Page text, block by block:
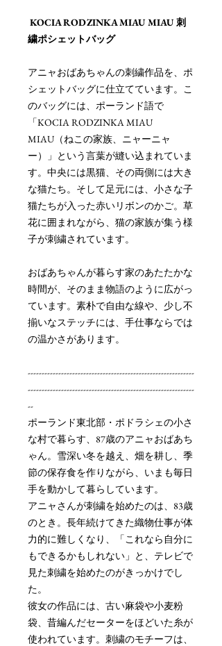
KOCIA RODZINKA MIAU MIAU 刺
繍ポシェットバッグ
アニャおばあちゃんの刺繍作品を、ポ
シェットバッグに仕立てています。こ
のバッグには、ポーランド語で
「KOCIA RODZINKA MIAU
MIAU（ねこの家族、ニャーニャ
ー）」という言葉が縫い込まれていま
す。中央には黒猫、その両側には大き
な猫たち。そして足元には、小さな子
猫たちが入った赤いリボンのかご。草
花に囲まれながら、猫の家族が集う様
子が刺繍されています。
おばあちゃんが暮らす家のあたたかな
時間が、そのまま物語のように広がっ
ています。素朴で自由な線や、少し不
揃いなステッチには、手仕事ならでは
の温かさがあります。
------------------------------------------------------------
------------------------------------------------------------
--
ポーランド東北部・ポドラシェの小さ
な村で暮らす、87歳のアニャおばあち
ゃん。雪深い冬を越え、畑を耕し、季
節の保存食を作りながら、いまも毎日
手を動かして暮らしています。
アニャさんが刺繍を始めたのは、83歳
のとき。長年続けてきた織物仕事が体
力的に難しくなり、「これなら自分に
もできるかもしれない」と、テレビで
見た刺繍を始めたのがきっかけでし
た。
彼女の作品には、古い麻袋や小麦粉
袋、昔編んだセーターをほどいた糸が
使われています。刺繍のモチーフは、